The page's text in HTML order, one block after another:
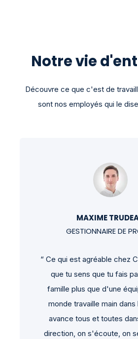
Notre vie
Découvre ce que c'est de
sont nos employés qui le
MAXIME
GESTIONNAIRE DE
“ Ce qui est agréable chez
que tu sens que tu fais
famille plus que d'une
monde travaille main dans
avance tous et toutes
direction, on s'écoute, on